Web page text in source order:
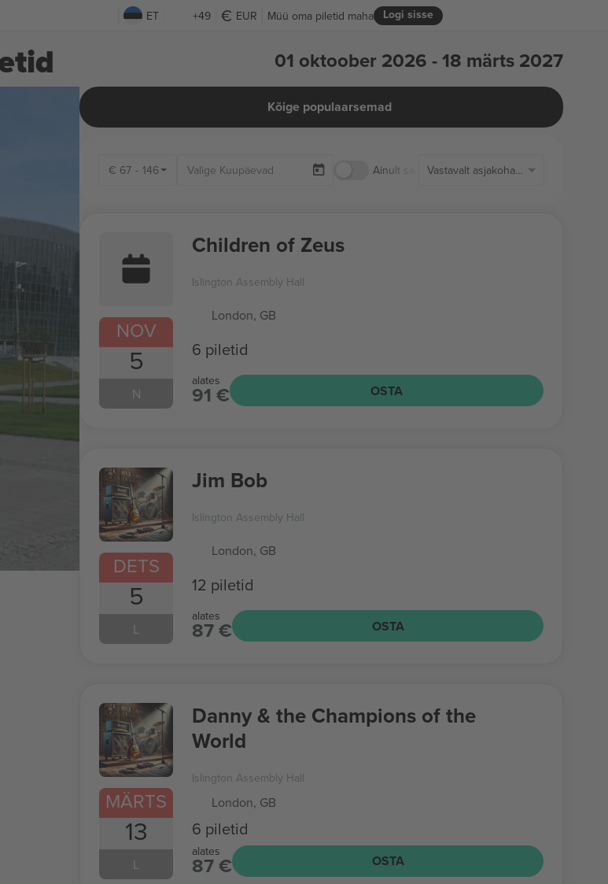
ET +49 EUR Logi sisse
Müü oma piletid maha
01 oktoober 2026 - 18 märts 2027
Kõige populaarsemad
€ 67 - 146 Ainult saadaolevad piletid Vastavalt asjakohasusele
NOV
5
N
Children of Zeus
Islington Assembly Hall
London, GB
6 piletid
alates
91 € OSTA
DETS
5
L
Jim Bob
Islington Assembly Hall
London, GB
12 piletid
alates
87 € OSTA
MÄRTS
13
L
Danny & the Champions of the
World
Islington Assembly Hall
London, GB
6 piletid
alates
87 € OSTA